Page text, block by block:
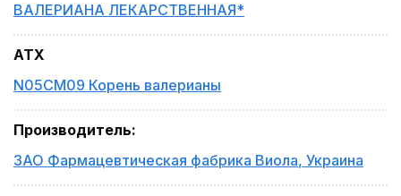
ВАЛЕРИАНА ЛЕКАРСТВЕННАЯ*
ATX
N05CM09 Корень валерианы
Производитель:
ЗАО Фармацевтическая фабрика Виола, Украина